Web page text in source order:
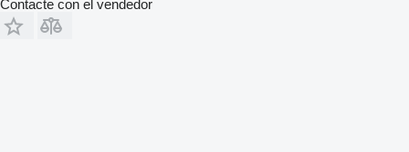
Contacte con el vendedor